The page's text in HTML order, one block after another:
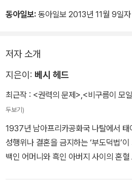
동아일보: 동아일보 2013년 11월 9일
저자 소개
지은이: 베시 헤드
최근작 : <권력의 문제> <비구름이 모
두보기)
1937년 남아프리카공화국 나탈에서 태어났
성행위나 결혼을 금지하는 ‘부도덕법’이 시행되고 있
백인 어머니와 흑인 아버지 사이의 혼혈 로 태어난 그는 위탁가정에